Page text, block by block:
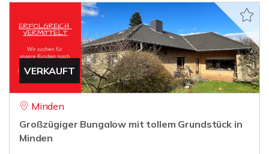
VERKAUFT
Minden
Großzügiger Bungalow mit tollem Grundstück in
Minden